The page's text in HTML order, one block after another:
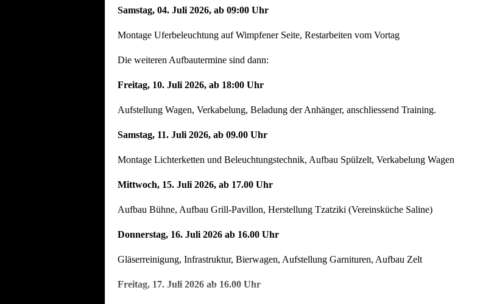
Samstag, 04. Juli 2026, ab 09:00 Uhr
Montage Uferbeleuchtung auf Wimpfener Seite, Restarbeiten vom Vortag
Die weiteren Aufbautermine sind dann:
Freitag, 10. Juli 2026, ab 18:00 Uhr
Aufstellung Wagen, Verkabelung, Beladung der Anhänger, anschliessend Training.
Samstag, 11. Juli 2026, ab 09.00 Uhr
Montage Lichterketten und Beleuchtungstechnik, Aufbau Spülzelt, Verkabelung Wagen
Mittwoch, 15. Juli 2026, ab 17.00 Uhr
Aufbau Bühne, Aufbau Grill-Pavillon, Herstellung Tzatziki (Vereinsküche Saline)
Donnerstag, 16. Juli 2026 ab 16.00 Uhr
Gläserreinigung, Infrastruktur, Bierwagen, Aufstellung Garnituren, Aufbau Zelt
Freitag, 17. Juli 2026 ab 16.00 Uhr